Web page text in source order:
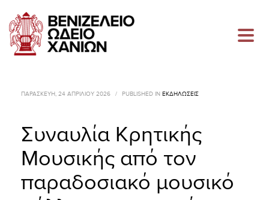
ΠΑΡΑΣΚΕΥΉ, 24 ΑΠΡΙΛΊΟΥ 2026 / PUBLISHED IN ΕΚΔΗΛΏΣΕΙΣ
Συναυλία Κρητικής
Μουσικής από τον
παραδοσιακό μουσικό